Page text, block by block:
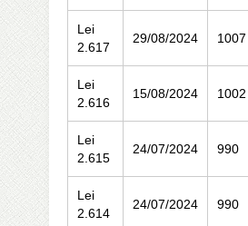
Lei
2.617
29/08/2024 1007
Lei
2.616
15/08/2024 1002
Lei
2.615
24/07/2024 990
Lei
2.614
24/07/2024 990